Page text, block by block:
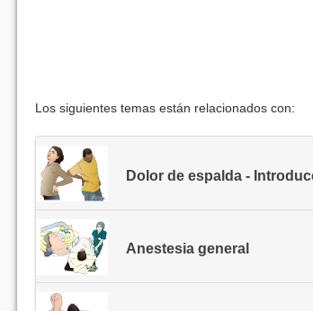
Los siguientes temas están relacionados con:
Dolor de espalda -
Anestesia general